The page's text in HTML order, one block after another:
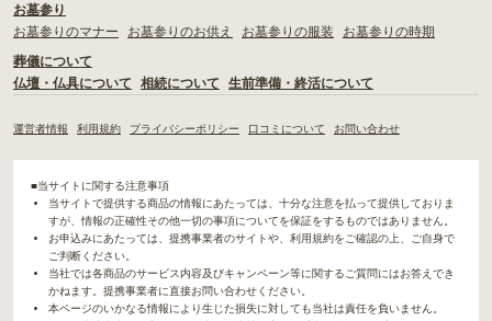
お墓参り
お墓参りのマナー
お墓参りのお供え お墓参りの服装
お墓参りの時期
葬儀について
仏壇・仏具について
相続について 生前準備・終活について
運営者情報 利用規約 プライバシーポリシー 口コミについて お問い合わせ
■当サイトに関する注意事項
当サイトで提供する商品の情報にあたっては、十分な注意を払って提供しておりま
すが、情報の正確性その他一切の事項についてを保証をするものではありません。
お申込みにあたっては、提携事業者のサイトや、利用規約をご確認の上、ご自身で
ご判断ください。
当社では各商品のサービス内容及びキャンペーン等に関するご質問にはお答えでき
かねます。提携事業者に直接お問い合わせください。
本ページのいかなる情報により生じた損失に対しても当社は責任を負いません。